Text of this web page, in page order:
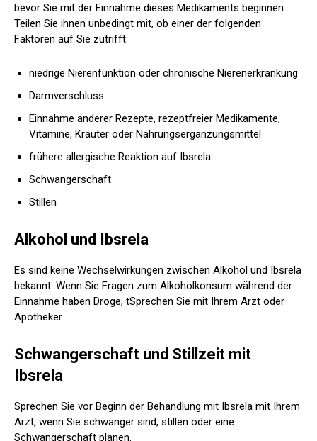
bevor Sie mit der Einnahme dieses Medikaments beginnen.
Teilen Sie ihnen unbedingt mit, ob einer der folgenden
Faktoren auf Sie zutrifft:
niedrige Nierenfunktion oder chronische Nierenerkrankung
Darmverschluss
Einnahme anderer Rezepte, rezeptfreier Medikamente,
Vitamine, Kräuter oder Nahrungsergänzungsmittel
frühere allergische Reaktion auf Ibsrela
Schwangerschaft
Stillen
Alkohol und Ibsrela
Es sind keine Wechselwirkungen zwischen Alkohol und Ibsrela
bekannt. Wenn Sie Fragen zum Alkoholkonsum während der
Einnahme haben Droge, tSprechen Sie mit Ihrem Arzt oder
Apotheker.
Schwangerschaft und Stillzeit mit
Ibsrela
Sprechen Sie vor Beginn der Behandlung mit Ibsrela mit Ihrem
Arzt, wenn Sie schwanger sind, stillen oder eine
Schwangerschaft planen.